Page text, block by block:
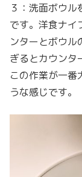
３：洗面ボウ
です。洋食ナイ
ンターとボウル
ぎるとカウンタ
この作業が一番
うな感じです。